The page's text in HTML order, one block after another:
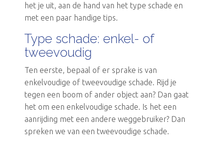
het je uit, aan de hand van het type schade en
met een paar handige tips.
Type schade: enkel- of
tweevoudig
Ten eerste, bepaal of er sprake is van
enkelvoudige of tweevoudige schade. Rijd je
tegen een boom of ander object aan? Dan gaat
het om een enkelvoudige schade. Is het een
aanrijding met een andere weggebruiker? Dan
spreken we van een tweevoudige schade.